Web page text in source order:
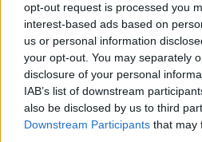
opt-out request is processed you
interest-based ads based on
us or personal information
your opt-out. You may separately
disclosure of your personal
IAB’s list of downstream
also be disclosed by us to third
Downstream Participants that may
él, competirán referentes
brasileño Lucas Chianca; el
Barnes; los australianos Noa
el hawaiano Koa Rothman; y
González.